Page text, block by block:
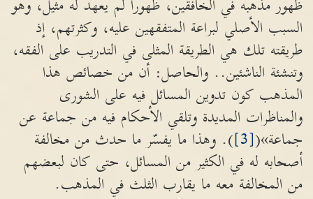
ظهور مذهبه في الخافقين، ظهوراً لم يعهد له مثيل، وهو
السبب الأصلي لبراعة المتفقهين عليه، وكثرتهم، إذ
طريقته تلك هي الطريقة المثلى في التدريب على الفقه،
وتنشئة الناشئين.. والحاصل: أن من خصائص هذا
المذهب كون تدوين المسائل فيه على الشورى
والمناظرات المديدة وتلقي الأحكام فيه من جماعة عن
جماعة»([3]
). وهذا ما يفسّر ما حدث من مخالفة
أصحابه له في الكثير من المسائل، حتى كان لبعضهم
من المخالفة معه ما يقارب الثلث في المذهب.